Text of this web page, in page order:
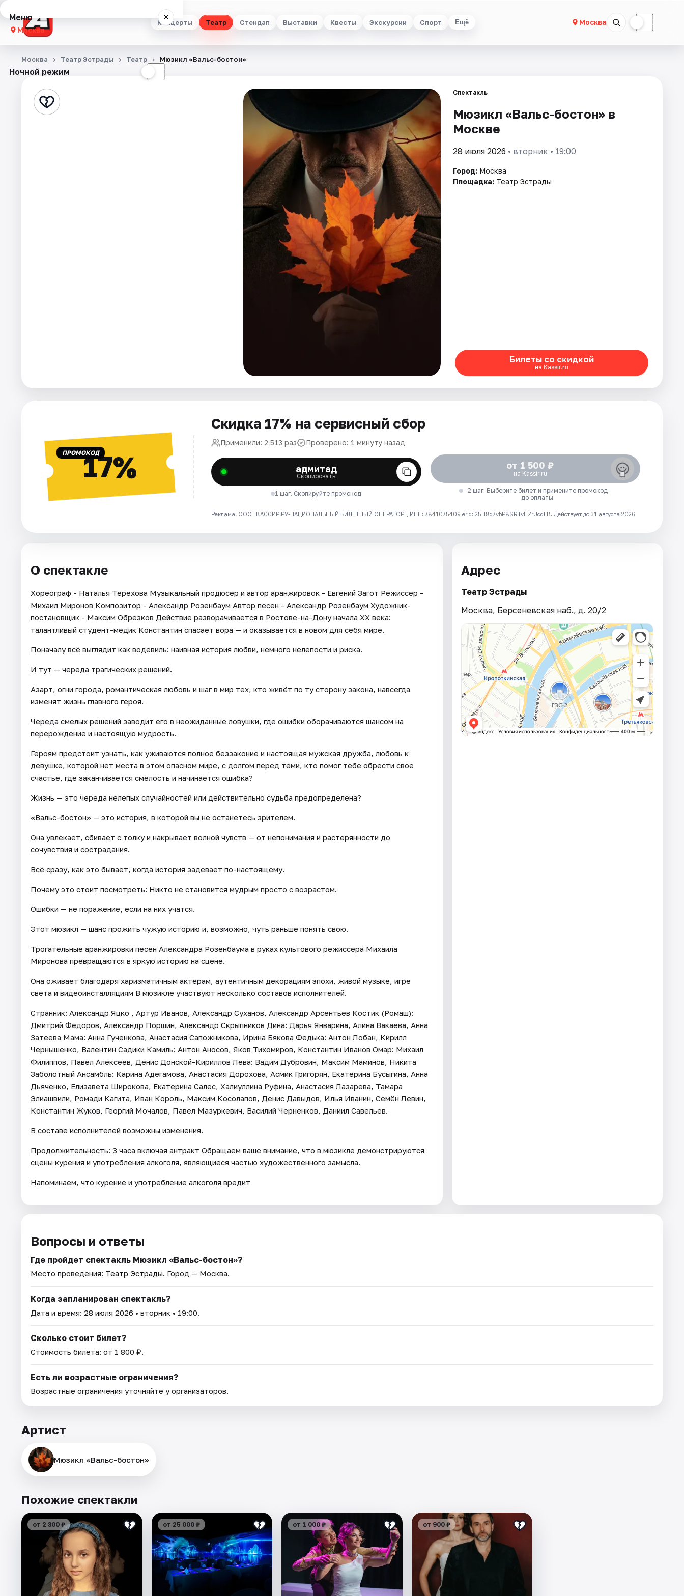
Концерты Театр Стендап Выставки Квесты Экскурсии Спорт Ещё Москва ☾
Меню ×
Москва
Концерты
Стендап
Ночной режим ☾
Москва Театр Эстрады Театр Мюзикл «Вальс-бостон»
Спектакль
Мюзикл «Вальс-бостон» в
Москве
28 июля 2026 • вторник • 19:00
Город: Москва
Площадка: Театр Эстрады
Билеты со скидкой
на Kassir.ru
ПРОМОКОД17%
Скидка 17% на сервисный сбор
Применили: 2 513 раз Проверено: 1 минуту назад
адмитад
Скопировать
1 шаг. Скопируйте промокод
от 1 500 ₽
на Kassir.ru
2 шаг. Выберите билет и примените промокод
до оплаты
Реклама. ООО "КАССИР.РУ-НАЦИОНАЛЬНЫЙ БИЛЕТНЫЙ ОПЕРАТОР", ИНН: 7841075409 erid: 25H8d7vbP8SRTvHZrUcdLB. Действует до 31 августа 2026
О спектакле
Хореограф - Наталья Терехова Музыкальный продюсер и автор аранжировок - Евгений Загот Режиссёр -
Михаил Миронов Композитор - Александр Розенбаум Автор песен - Александр Розенбаум Художник-
постановщик - Максим Обрезков Действие разворачивается в Ростове-на-Дону начала XX века:
талантливый студент-медик Константин спасает вора — и оказывается в новом для себя мире.
Поначалу всё выглядит как водевиль: наивная история любви, немного нелепости и риска.
И тут — череда трагических решений.
Азарт, огни города, романтическая любовь и шаг в мир тех, кто живёт по ту сторону закона, навсегда
изменят жизнь главного героя.
Череда смелых решений заводит его в неожиданные ловушки, где ошибки оборачиваются шансом на
перерождение и настоящую мудрость.
Героям предстоит узнать, как уживаются полное беззаконие и настоящая мужская дружба, любовь к
девушке, которой нет места в этом опасном мире, с долгом перед теми, кто помог тебе обрести свое
счастье, где заканчивается смелость и начинается ошибка?
Жизнь — это череда нелепых случайностей или действительно судьба предопределена?
«Вальс-бостон» — это история, в которой вы не останетесь зрителем.
Она увлекает, сбивает с толку и накрывает волной чувств — от непонимания и растерянности до
сочувствия и сострадания.
Всё сразу, как это бывает, когда история задевает по-настоящему.
Почему это стоит посмотреть: Никто не становится мудрым просто с возрастом.
Ошибки — не поражение, если на них учатся.
Этот мюзикл — шанс прожить чужую историю и, возможно, чуть раньше понять свою.
Трогательные аранжировки песен Александра Розенбаума в руках культового режиссёра Михаила
Миронова превращаются в яркую историю на сцене.
Она оживает благодаря харизматичным актёрам, аутентичным декорациям эпохи, живой музыке, игре
света и видеоинсталляциям В мюзикле участвуют несколько составов исполнителей.
Странник: Александр Яцко , Артур Иванов, Александр Суханов, Александр Арсентьев Костик (Ромаш):
Дмитрий Федоров, Александр Поршин, Александр Скрыпников Дина: Дарья Январина, Алина Вакаева, Анна
Затеева Мама: Анна Гученкова, Анастасия Сапожникова, Ирина Бякова Федька: Антон Лобан, Кирилл
Чернышенко, Валентин Садики Камиль: Антон Аносов, Яков Тихомиров, Константин Иванов Омар: Михаил
Филиппов, Павел Алексеев, Денис Донской-Кириллов Лева: Вадим Дубровин, Максим Маминов, Никита
Заболотный Ансамбль: Карина Адегамова, Анастасия Дорохова, Асмик Григорян, Екатерина Бусыгина, Анна
Дьяченко, Елизавета Широкова, Екатерина Салес, Халиуллина Руфина, Анастасия Лазарева, Тамара
Элиашвили, Ромади Кагита, Иван Король, Максим Косолапов, Денис Давыдов, Илья Иванин, Семён Левин,
Константин Жуков, Георгий Мочалов, Павел Мазуркевич, Василий Черненков, Даниил Савельев.
В составе исполнителей возможны изменения.
Продолжительность: 3 часа включая антракт Обращаем ваше внимание, что в мюзикле демонстрируются
сцены курения и употребления алкоголя, являющиеся частью художественного замысла.
Напоминаем, что курение и употребление алкоголя вредит
Адрес
Театр Эстрады
Москва, Берсеневская наб., д. 20/2
Вопросы и ответы
Где пройдет спектакль Мюзикл «Вальс-бостон»?
Место проведения: Театр Эстрады. Город — Москва.
Когда запланирован спектакль?
Дата и время: 28 июля 2026 • вторник • 19:00.
Сколько стоит билет?
Стоимость билета: от 1 800 ₽.
Есть ли возрастные ограничения?
Возрастные ограничения уточняйте у организаторов.
Артист
Мюзикл «Вальс-бостон»
Похожие спектакли
от 2 300 ₽ от 25 000 ₽ от 1 000 ₽ от 900 ₽